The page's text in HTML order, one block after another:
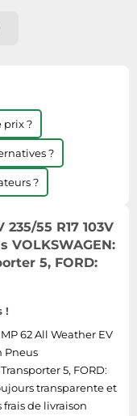
prix ?
?
?
55 R17 103V
VOLKSWAGEN:
5, FORD:
!
62 All Weather EV
Pneus
5, FORD:
transparente et
de livraison